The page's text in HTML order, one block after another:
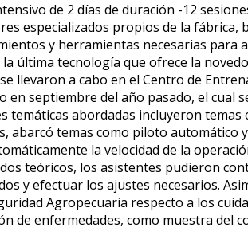
de 2 días de duración -12
especializados propios de la fábrica,
y herramientas necesarias para
última tecnología que ofrece la
llevaron a cabo en el Centro de
en septiembre del año pasado, el cual
temáticas abordadas incluyeron
abarcó temas como piloto automático
la velocidad de la
teóricos, los asistentes pudieron
y efectuar los ajustes necesarios.
Agropecuaria respecto a los
de enfermedades, como muestra del